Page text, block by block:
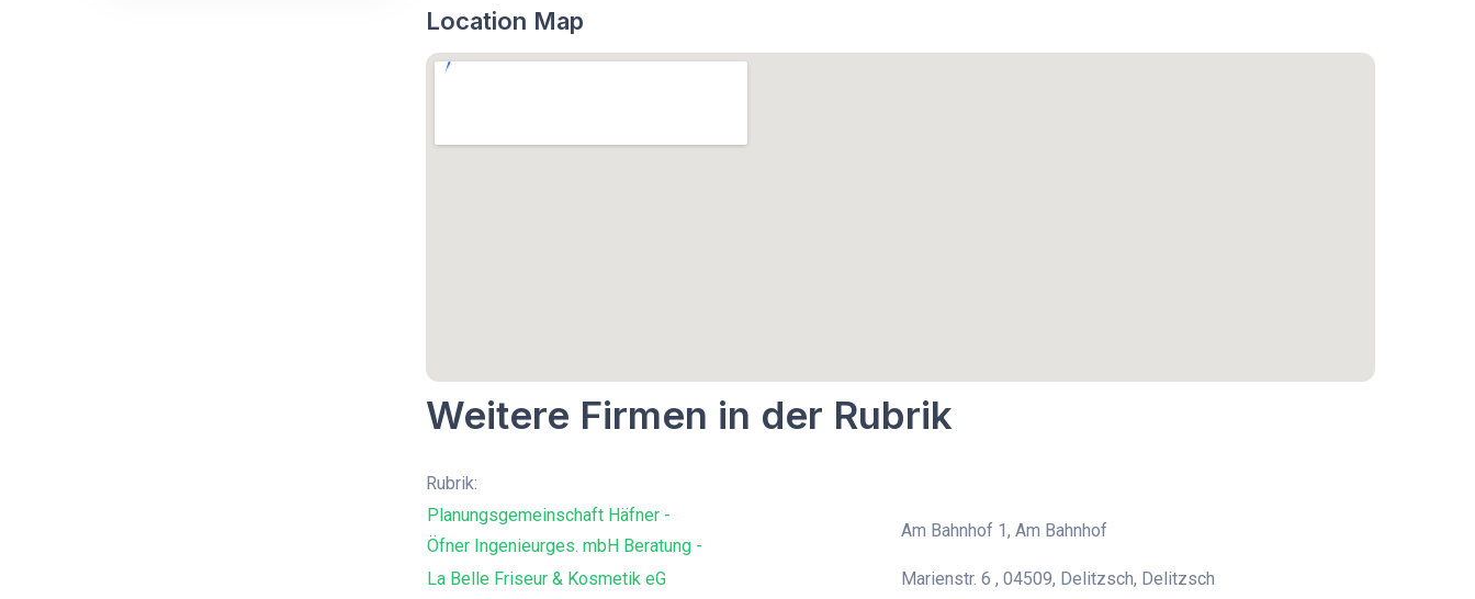
Location Map
Weitere Firmen in der Rubrik
Rubrik:
Planungsgemeinschaft Häfner -
Öfner Ingenieurges. mbH Beratung -
Am Bahnhof 1, Am Bahnhof
La Belle Friseur & Kosmetik eG
Marienstr. 6 , 04509, Delitzsch, Delitzsch